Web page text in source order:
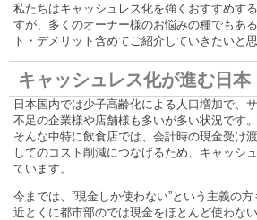
私たちはキャッシュレス化を強くおすすめす
すが、多くのオーナー様のお悩みの種でもあ
ト・デメリット含めてご紹介していきたいと思
キャッシュレス化が進む日本
日本国内では少子高齢化による人口増加で、
不足の企業様や店舗様も多いが多い状況です。
そんな中特に飲食店では、会計時の現金受け
してのコスト削減につなげるため、キャッシ
ています。
今までは、”現金しか使わない”という主義の
近とくに都市部のでは現金をほとんど使わな